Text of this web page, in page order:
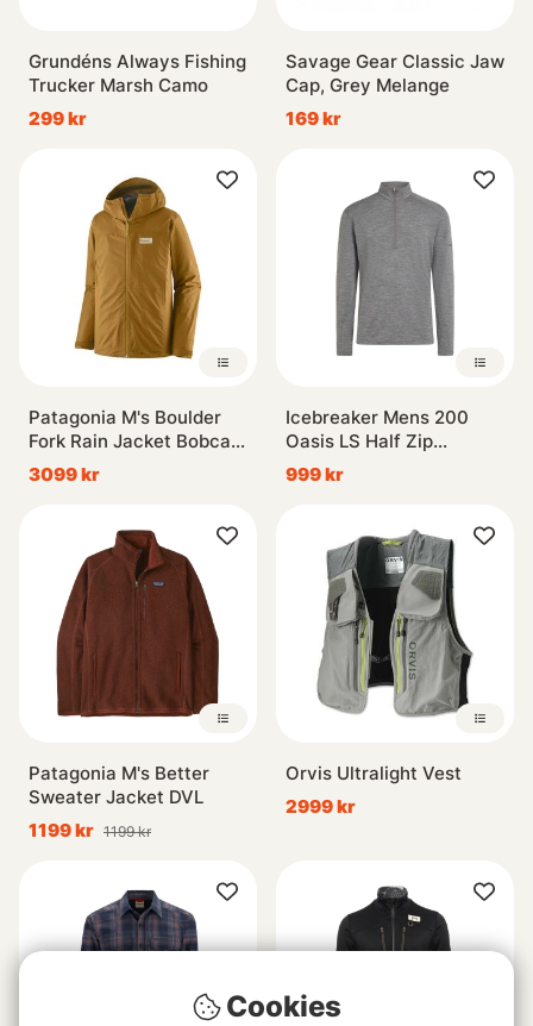
Grundéns Always Fishing
Trucker Marsh Camo
299 kr
Savage Gear Classic Jaw
Cap, Grey Melange
169 kr
Patagonia M's Boulder
Fork Rain Jacket Bobcat
Brown
3099 kr
Icebreaker Mens 200
Oasis LS Half Zip
Gritstone
999 kr
Patagonia M's Better
Sweater Jacket DVL
1199 kr 1199 kr
Orvis Ultralight Vest
2999 kr
Cookies